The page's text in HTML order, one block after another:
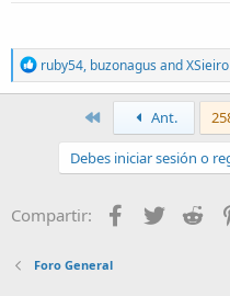
R
e
a
:
ruby54, buzonagus andXSieiro
PrimeroAnt.
Debes iniciar sesión o
Compartir: Facebook
Twitter
Foro General